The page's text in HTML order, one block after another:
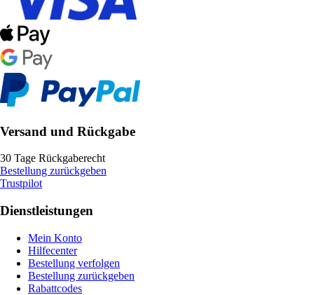
Versand und Rückgabe
30 Tage Rückgaberecht
Bestellung zurückgeben
Trustpilot
Dienstleistungen
Mein Konto
Hilfecenter
Bestellung verfolgen
Bestellung zurückgeben
Rabattcodes